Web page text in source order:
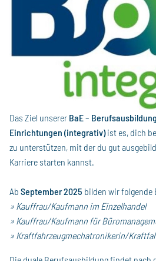
Das Ziel unserer BaE–
Einrichtungen (integrativ)ist es, dich
zu unterstützen, mit der du gut
Karriere starten kannst.
Ab September 2025 bilden wir folgende
» Kauffrau/Kaufmann im Einzelhandel
» Kauffrau/Kaufmann für
» Kraftfahrzeugmechatronikerin/